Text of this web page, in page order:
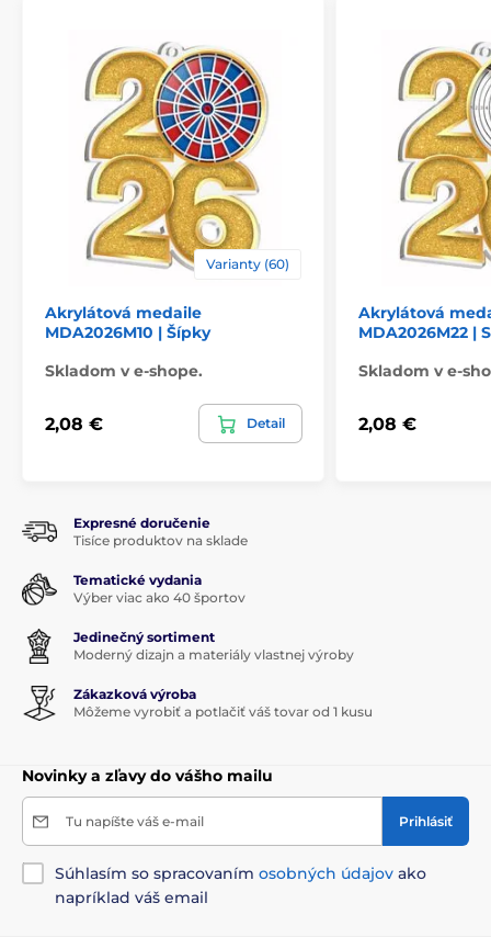
Varianty (60)
Akrylátová medaile
MDA2026M10 | Šípky
Skladom v e-shope.
2,08 € Detail
Akrylátová
MDA2026M22 |
Skladom v e-
2,08 €
Expresné doručenie
Tisíce produktov na sklade
Tematické vydania
Výber viac ako 40 športov
Jedinečný sortiment
Moderný dizajn a materiály vlastnej výroby
Zákazková výroba
Môžeme vyrobiť a potlačiť váš tovar od 1 kusu
Novinky a zľavy do vášho mailu
Tu napíšte váš e-mail Prihlásiť
Súhlasím so spracovaním osobných údajov ako
napríklad váš email